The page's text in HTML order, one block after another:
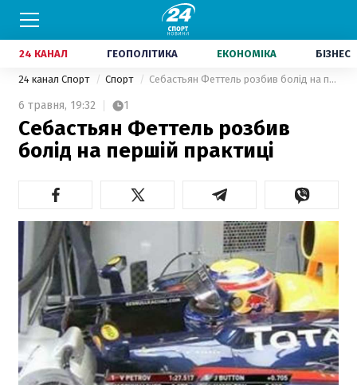
24 КАНАЛ ГЕОПОЛІТИКА ЕКОНОМІКА БІЗНЕС
24 канал Спорт Спорт Себастьян Феттель розбив болід на першій практиці
6 травня, 19:32 1
Себастьян Феттель розбив
болід на першій практиці